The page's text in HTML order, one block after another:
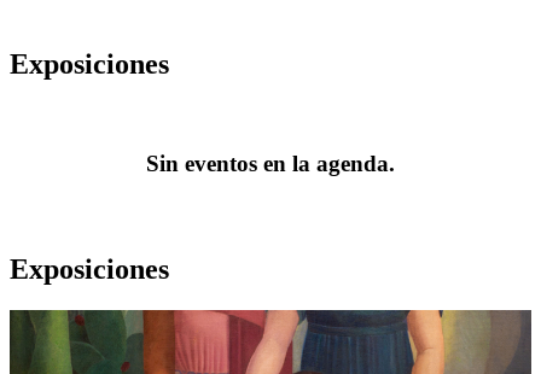
Exposiciones
Sin eventos en la agenda.
Exposiciones